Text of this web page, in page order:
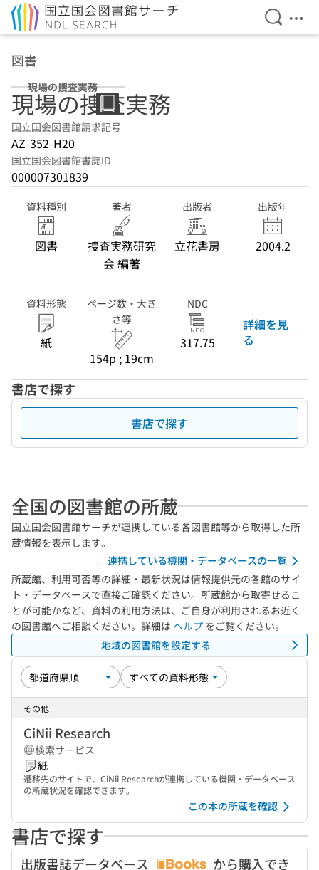
検索を
メ
図書
現場の捜査実務
現場の捜査実務
国立国会図書館請求記号
AZ-352-H20
国立国会図書館書誌ID
000007301839
資料種別
図書
著者
捜査実務研究
会 編著
出版者
立花書房
出版年
2004.2
資料形態
紙
ページ数・大き
さ等
154p ; 19cm
NDC
317.75
詳細を見
る
書店で探す
書店で探す
全国の図書館の所蔵
国立国会図書館サーチが連携している各図書館等から取得した所
蔵情報を表示します。
連携している機関・データベースの一覧
所蔵館、利用可否等の詳細・最新状況は情報提供元の各館のサイ
ト・データベースで直接ご確認ください。所蔵館から取寄せるこ
とが可能かなど、資料の利用方法は、ご自身が利用されるお近く
の図書館へご相談ください。詳細は ヘルプ をご覧ください。
地域の図書館を設定する
その他
CiNii Research
検索サービス
紙
遷移先のサイトで、CiNii Researchが連携している機関・データベース
の所蔵状況を確認できます。
この本の所蔵を確認
書店で探す
出版書誌データベース
から購入でき